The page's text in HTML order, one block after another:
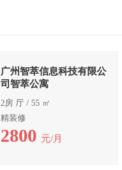
广州智萃信息科技有限公
司智萃公寓
2房 厅 / 55 ㎡
精装修
2800 元/月